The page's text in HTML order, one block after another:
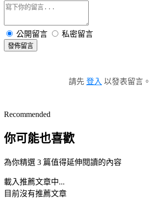
公開留言 私密留言
發佈留言
請先 登入 以發表留言。
Recommended
你可能也喜歡
為你精選 3 篇值得延伸閱讀的內容
載入推薦文章中...
目前沒有推薦文章